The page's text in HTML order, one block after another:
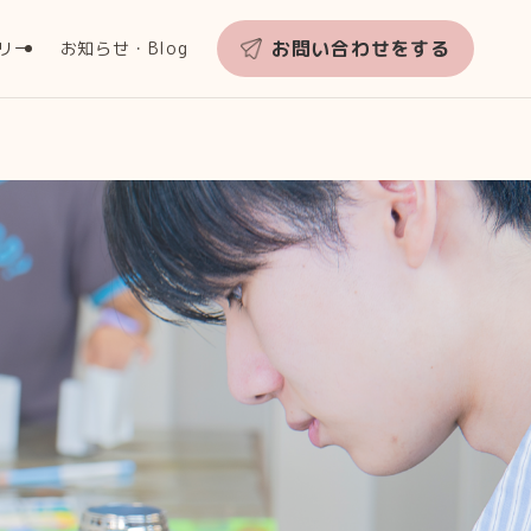
ー お知らせ・Blog お問い合わせをする